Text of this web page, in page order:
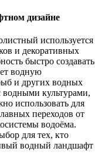
дизайне
используется
и декоративных
быстро создавать
водную
и других водных
водными культурами,
использовать для
переходов от
водоёма.
для тех, кто
водный ландшафт